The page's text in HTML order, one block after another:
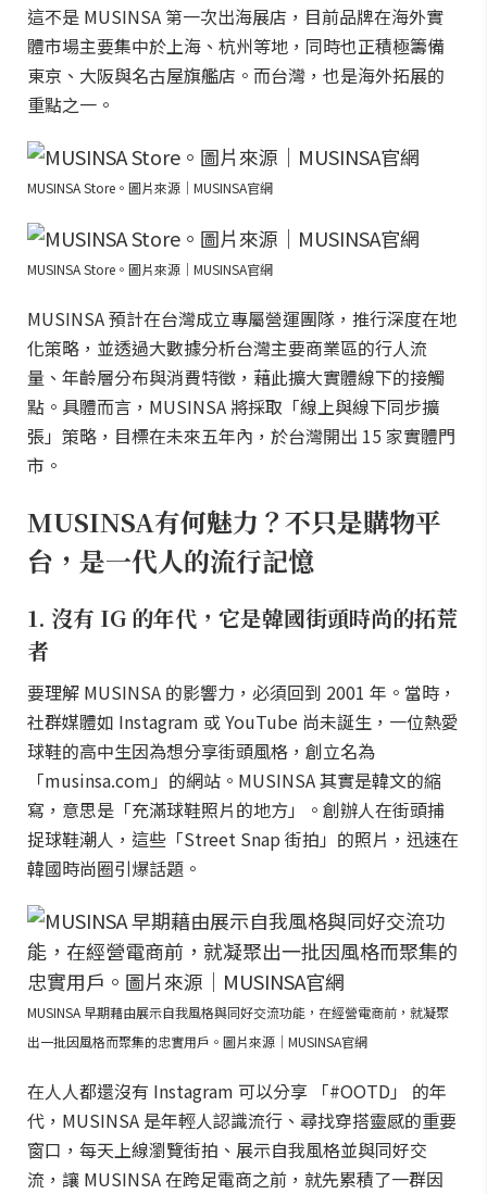
這不是 MUSINSA 第一次出海展店，目前品牌在海外實
體市場主要集中於上海、杭州等地，同時也正積極籌備
東京、大阪與名古屋旗艦店。而台灣，也是海外拓展的
重點之一。
MUSINSA Store。圖片來源｜MUSINSA官網
MUSINSA Store。圖片來源｜MUSINSA官網
MUSINSA 預計在台灣成立專屬營運團隊，推行深度在地
化策略，並透過大數據分析台灣主要商業區的行人流
量、年齡層分布與消費特徵，藉此擴大實體線下的接觸
點。具體而言，MUSINSA 將採取「線上與線下同步擴
張」策略，目標在未來五年內，於台灣開出 15 家實體門
市。
MUSINSA有何魅力？不只是購物平
台，是一代人的流行記憶
1. 沒有 IG 的年代，它是韓國街頭時尚的拓荒
者
要理解 MUSINSA 的影響力，必須回到 2001 年。當時，
社群媒體如 Instagram 或 YouTube 尚未誕生，一位熱愛
球鞋的高中生因為想分享街頭風格，創立名為
「musinsa.com」的網站。MUSINSA 其實是韓文的縮
寫，意思是「充滿球鞋照片的地方」。創辦人在街頭捕
捉球鞋潮人，這些「Street Snap 街拍」的照片，迅速在
韓國時尚圈引爆話題。
MUSINSA 早期藉由展示自我風格與同好交流功能，在經營電商前，就凝聚
出一批因風格而聚集的忠實用戶。圖片來源｜MUSINSA官網
在人人都還沒有 Instagram 可以分享 「#OOTD」 的年
代，MUSINSA 是年輕人認識流行、尋找穿搭靈感的重要
窗口，每天上線瀏覽街拍、展示自我風格並與同好交
流，讓 MUSINSA 在跨足電商之前，就先累積了一群因